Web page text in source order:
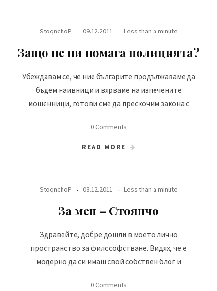
StoqnchoP 09.12.2011 Less than a minute
Защо не ни помага полицията?
Убеждавам се, че ние българите продължаваме да
бъдем наивници и вярваме на изпечените
мошенници, готови сме да прескочим закона с
0 Comments
READ MORE
StoqnchoP 03.12.2011 Less than a minute
За мен – Стоянчо
Здравейте, добре дошли в моето лично
пространство за философстване. Видях, че е
модерно да си имаш свой собствен блог и
0 Comments